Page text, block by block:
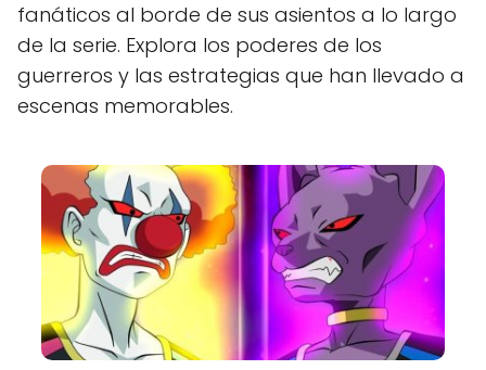
fanáticos al borde de sus asientos a lo largo
de la serie. Explora los poderes de los
guerreros y las estrategias que han llevado a
escenas memorables.